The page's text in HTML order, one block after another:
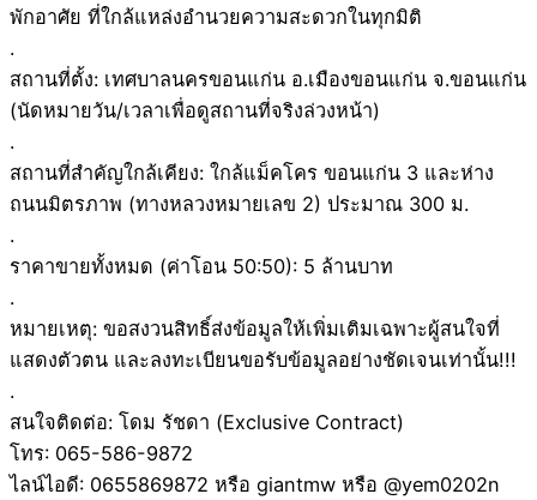
พักอาศัย ที่ใกล้แหล่งอำนวยความสะดวกในทุกมิติ
.
สถานที่ตั้ง: เทศบาลนครขอนแก่น อ.เมืองขอนแก่น จ.ขอนแก่น
(นัดหมายวัน/เวลาเพื่อดูสถานที่จริงล่วงหน้า)
.
สถานที่สำคัญใกล้เคียง: ใกล้แม็คโคร ขอนแก่น 3 และห่าง
ถนนมิตรภาพ (ทางหลวงหมายเลข 2) ประมาณ 300 ม.
.
ราคาขายทั้งหมด (ค่าโอน 50:50): 5 ล้านบาท
.
หมายเหตุ: ขอสงวนสิทธิ์ส่งข้อมูลให้เพิ่มเติมเฉพาะผู้สนใจที่
แสดงตัวตน และลงทะเบียนขอรับข้อมูลอย่างชัดเจนเท่านั้น!!!
.
สนใจติดต่อ: โดม รัชดา (Exclusive Contract)
โทร: 065-586-9872
ไลน์ไอดี: 0655869872 หรือ giantmw หรือ @yem0202n